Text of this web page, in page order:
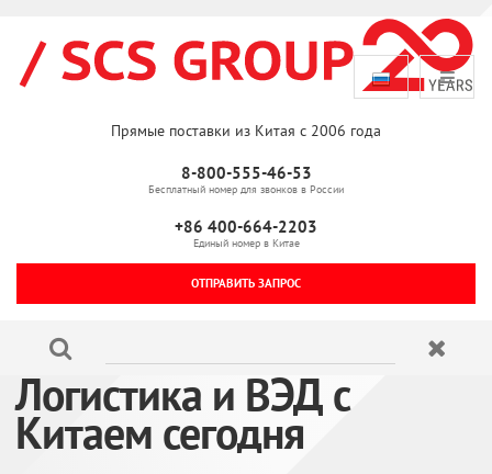
Прямые поставки из Китая с 2006 года
8-800-555-46-53
Бесплатный номер для звонков в России
+86 400-664-2203
Единый номер в Китае
ОТПРАВИТЬ ЗАПРОС
Логистика и ВЭД с
Китаем сегодня